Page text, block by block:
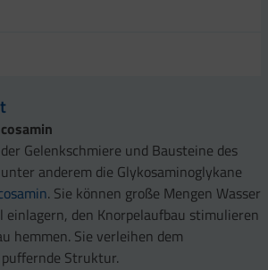
Gelenkschmiere und Bausteine des
anderem die Glykosaminoglykane
. Sie können große Mengen Wasser
einlagern, den Knorpelaufbau stimulieren
hemmen. Sie verleihen dem
Struktur.